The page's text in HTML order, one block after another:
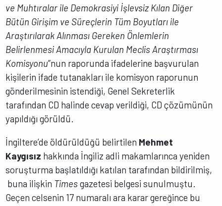
ve Muhtıralar ile Demokrasiyi İşlevsiz Kılan Diğer
Bütün Girişim ve Süreçlerin Tüm Boyutları ile
Araştırılarak Alınması Gereken Önlemlerin
Belirlenmesi Amacıyla Kurulan Meclis Araştırması
Komisyonu”nun raporunda ifadelerine başvurulan
kişilerin ifade tutanakları ile komisyon raporunun
gönderilmesinin istendiği, Genel Sekreterlik
tarafından CD halinde cevap verildiği, CD çözümünün
yapıldığı görüldü.
İngiltere’de öldürüldüğü belirtilen Mehmet
Kaygısız hakkında İngiliz adli makamlarınca yeniden
soruşturma başlatıldığı katılan tarafından bildirilmiş,
buna ilişkin Timesgazetesi belgesi sunulmuştu.
Geçen celsenin 17 numaralı ara karar gereğince bu